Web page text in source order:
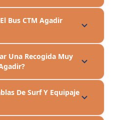
Bus CTM Agadir
Una Recogida Muy
De Surf Y Equipaje